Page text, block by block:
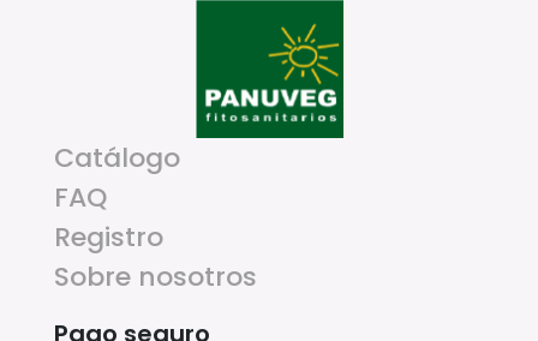
Catálogo
FAQ
Registro
Sobre nosotros
Pago seguro